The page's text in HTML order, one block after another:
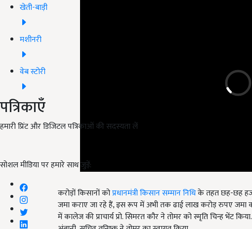
खेती-बाड़ी
मशीनरी
वेब स्टोरी
पत्रिकाएँ
हमारी प्रिंट और डिजिटल पत्रिकाओं की सदस्यता लें
सोशल मीडिया पर हमारे साथ जुड़ें:
जमा कराए जा रहे हैं, इस रूप में अभी तक ढाई लाख करोड़ रुपए जमा
में कालेज की प्राचार्य प्रो. सिमरत कौर ने तोमर को स्मृति चिन्ह भेंट
अंबानी, सचिव तनिष्क ने तोमर का स्वागत किया.